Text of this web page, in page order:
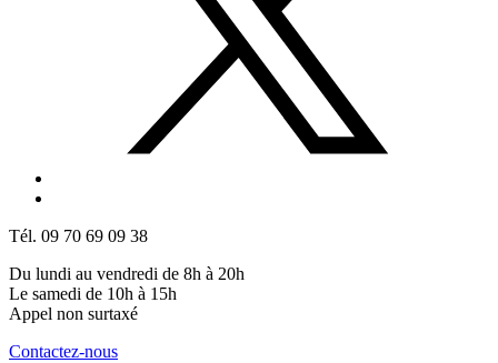
Tél. 09 70 69 09 38
Du lundi au vendredi de 8h à 20h
Le samedi de 10h à 15h
Appel non surtaxé
Contactez-nous